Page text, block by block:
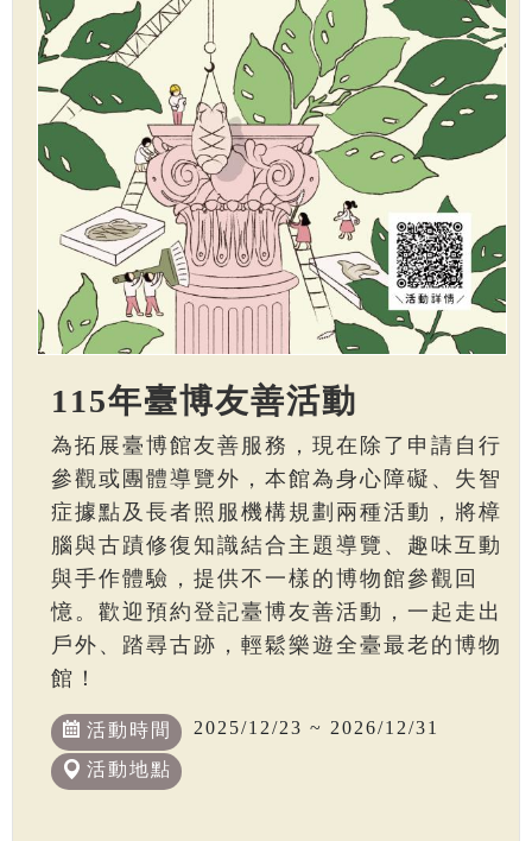
115年臺博友善活動
為拓展臺博館友善服務，現在除了申請自行
參觀或團體導覽外，本館為身心障礙、失智
症據點及長者照服機構規劃兩種活動，將樟
腦與古蹟修復知識結合主題導覽、趣味互動
與手作體驗，提供不一樣的博物館參觀回
憶。歡迎預約登記臺博友善活動，一起走出
戶外、踏尋古跡，輕鬆樂遊全臺最老的博物
館！
活動時間 2025/12/23 ~ 2026/12/31
活動地點